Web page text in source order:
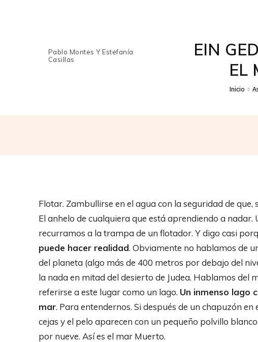
Pablo Montes Y Estefanía
Casillas
EIN
EL
Inicio
Flotar. Zambullirse en el agua con la seguridad de
El anhelo de cualquiera que está aprendiendo a
recurramos a la trampa de un flotador. Y digo casi
puede hacer realidad. Obviamente no hablamos de
del planeta (algo más de 400 metros por debajo del
la nada en mitad del desierto de Judea. Hablamos del
referirse a este lugar como un lago. Un inmenso lago
mar. Para entendernos. Si después de un chapuzón
cejas y el pelo aparecen con un pequeño polvillo
por nueve. Así es el mar Muerto.